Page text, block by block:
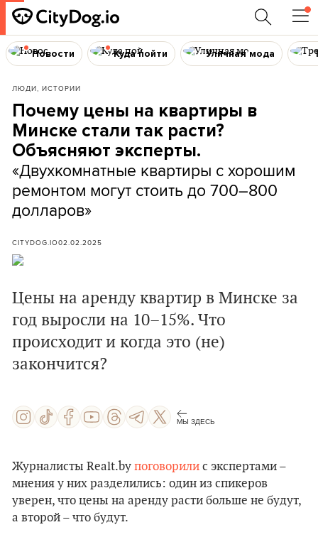
Новости Куда пойти Уличная мода
ЛЮДИ, ИСТОРИИ
Почему цены на квартиры в
Минске стали так расти?
Объясняют эксперты.
«Двухкомнатные квартиры с хорошим
ремонтом могут стоить до 700–800
долларов»
CITYDOG.IO02.02.2025
Цены на аренду квартир в Минске за
год выросли на 10–15%. Что
происходит и когда это (не)
закончится?
МЫ ЗДЕСЬ
Журналисты Realt.by поговорили с экспертами –
мнения у них разделились: один из спикеров
уверен, что цены на аренду расти больше не будут,
а второй – что будут.